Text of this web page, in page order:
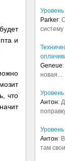
и
что
Parker:
Geneue
новая...
Антон:
Антон:
там